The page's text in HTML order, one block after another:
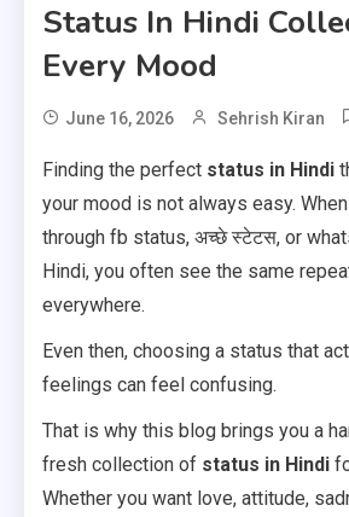
Status In Hindi
Every Mood
June 16, 2026 Sehrish Kiran
Finding the perfect status in Hindi
your mood is not always easy.
through fb status, अच्छे स्टेटस, or
Hindi, you often see the same
everywhere.
Even then, choosing a status that
feelings can feel confusing.
That is why this blog brings you a
fresh collection of status in Hindi
Whether you want love, attitude,